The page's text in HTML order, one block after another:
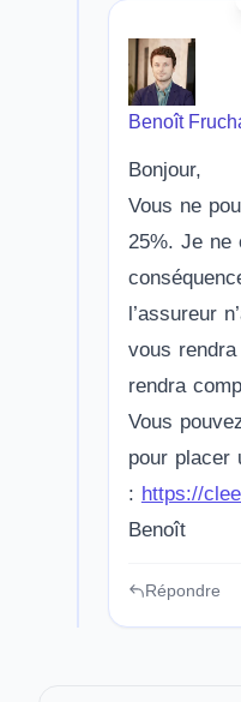
Benoît
Bonjour,
Vous ne
25%. Je ne
l’assureur
vous rendra
rendra
Vous
pour placer
: https://
Benoît
Répondre